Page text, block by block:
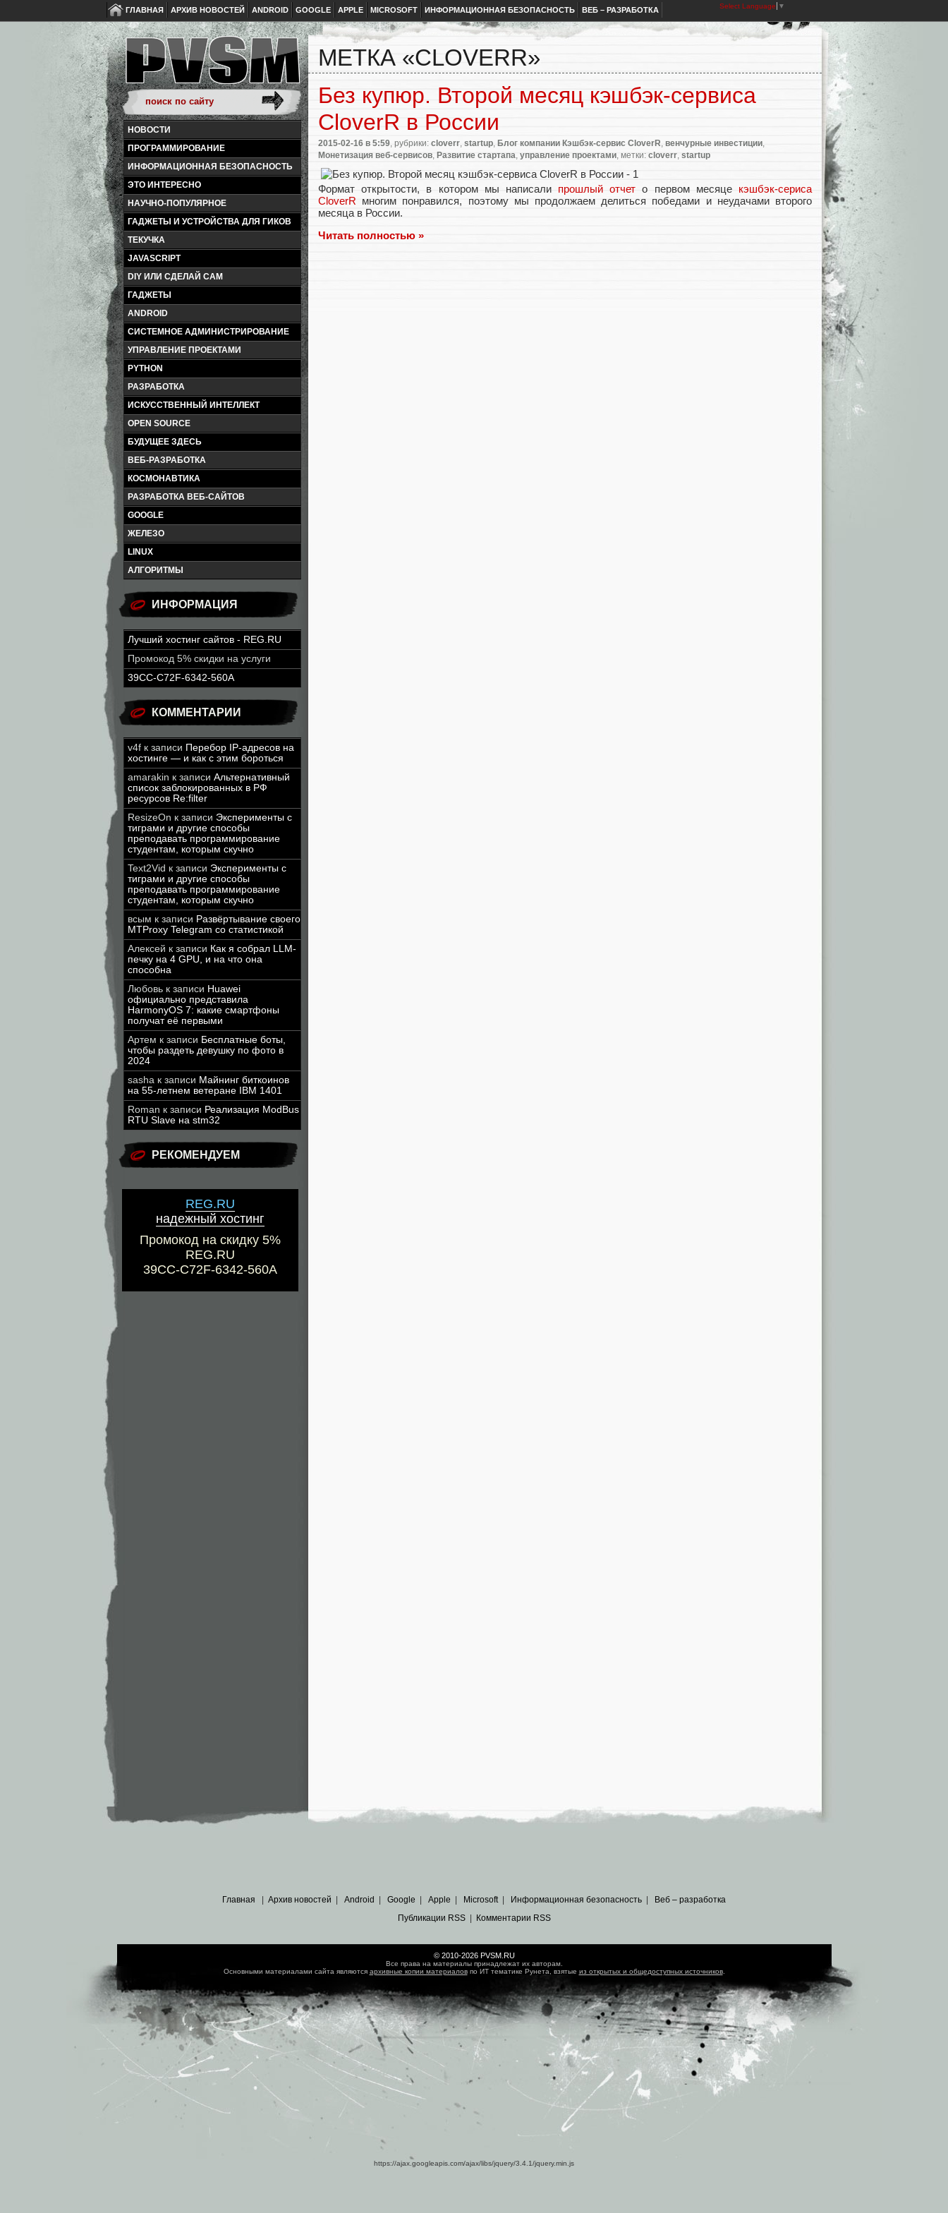
ГЛАВНАЯ АРХИВ НОВОСТЕЙ ANDROID GOOGLE APPLE MICROSOFT ИНФОРМАЦИОННАЯ БЕЗОПАСНОСТЬ ВЕБ – РАЗРАБОТКА Select Language ▼
НОВОСТИ
ПРОГРАММИРОВАНИЕ
ИНФОРМАЦИОННАЯ БЕЗОПАСНОСТЬ
ЭТО ИНТЕРЕСНО
НАУЧНО-ПОПУЛЯРНОЕ
ГАДЖЕТЫ И УСТРОЙСТВА ДЛЯ ГИКОВ
ТЕКУЧКА
JAVASCRIPT
DIY ИЛИ СДЕЛАЙ САМ
ГАДЖЕТЫ
ANDROID
СИСТЕМНОЕ АДМИНИСТРИРОВАНИЕ
УПРАВЛЕНИЕ ПРОЕКТАМИ
PYTHON
РАЗРАБОТКА
ИСКУССТВЕННЫЙ ИНТЕЛЛЕКТ
OPEN SOURCE
БУДУЩЕЕ ЗДЕСЬ
ВЕБ-РАЗРАБОТКА
КОСМОНАВТИКА
РАЗРАБОТКА ВЕБ-САЙТОВ
GOOGLE
ЖЕЛЕЗО
LINUX
АЛГОРИТМЫ
ИНФОРМАЦИЯ
Лучший хостинг сайтов - REG.RU
Промокод 5% скидки на услуги
39CC-C72F-6342-560A
КОММЕНТАРИИ
v4f к записи Перебор IP-адресов на
хостинге — и как с этим бороться
amarakin к записи Альтернативный
список заблокированных в РФ
ресурсов Re:filter
ResizeOn к записи Эксперименты с
тиграми и другие способы
преподавать программирование
студентам, которым скучно
Text2Vid к записи Эксперименты с
тиграми и другие способы
преподавать программирование
студентам, которым скучно
всым к записи Развёртывание своего
MTProxy Telegram со статистикой
Алексей к записи Как я собрал LLM-
печку на 4 GPU, и на что она
способна
Любовь к записи Huawei
официально представила
HarmonyOS 7: какие смартфоны
получат её первыми
Артем к записи Бесплатные боты,
чтобы раздеть девушку по фото в
2024
sasha к записи Майнинг биткоинов
на 55-летнем ветеране IBM 1401
Roman к записи Реализация ModBus
RTU Slave на stm32
РЕКОМЕНДУЕМ
REG.RU
надежный хостинг
Промокод на скидку 5%
REG.RU
39CC-C72F-6342-560A
МЕТКА «CLOVERR»
Без купюр. Второй месяц кэшбэк-сервиса
CloverR в России
2015-02-16 в 5:59, рубрики: cloverr, startup, Блог компании Кэшбэк-сервис CloverR, венчурные инвестиции,
Монетизация веб-сервисов, Развитие стартапа, управление проектами, метки: cloverr, startup
Формат открытости, в котором мы написали прошлый отчет о первом месяце кэшбэк-сериса
CloverR многим понравился, поэтому мы продолжаем делиться победами и неудачами второго
месяца в России.
Читать полностью »
Главная Архив новостей Android Google Apple Microsoft| Информационная безопасность
Веб – разработка
Публикации RSS| Комментарии RSS
© 2010-2026 PVSM.RU
Все права на материалы принадлежат их авторам.
Основными материалами сайта являются архивные копии материаловпо ИТ тематике Рунета, взятые из открытых и общедоступных источников.
https://ajax.googleapis.com/ajax/libs/jquery/3.4.1/jquery.min.js